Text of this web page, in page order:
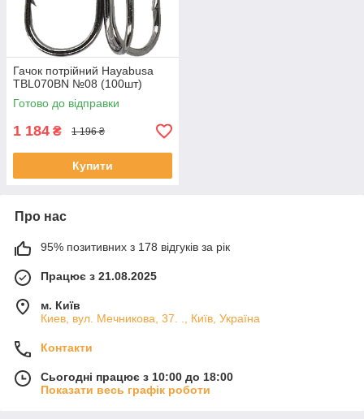
Гачок потрійний Hayabusa
TBL070BN №08 (100шт)
Готово до відправки
1 184 ₴ 1 196 ₴
Купити
Про нас
95% позитивних з 178 відгуків за рік
Працює з 21.08.2025
м. Київ
Киев, вул. Мечникова, 37. ., Київ, Україна
Контакти
Сьогодні працює з 10:00 до 18:00
Показати весь графік роботи